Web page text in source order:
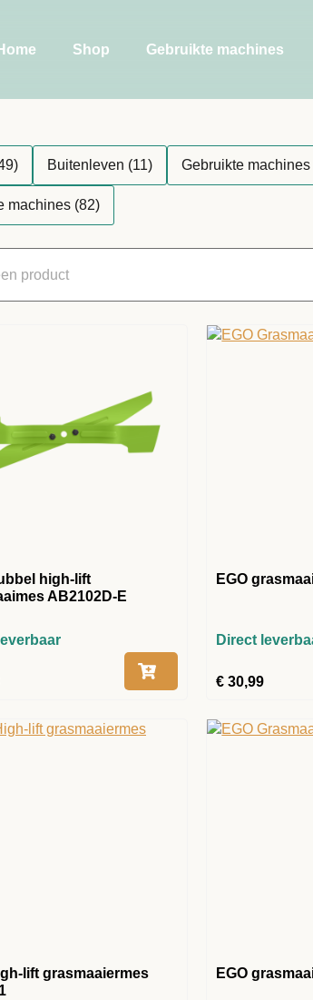
Shop Gebruikte machines
Buitenleven (11) Gebruikte machines
machines (82)
high-lift
AB2102D-E
EGO
Direct
€ 30,99
lift grasmaaiermes
EGO